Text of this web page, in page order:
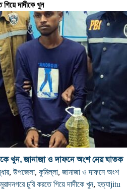
দাদীকে খুন
খুন, জানাজা ও দাফনে অংশ নেয় ঘাতক
, উপজেলা, কুমিল্লা, জানাজা ও দাফনে অংশ
মুরাদনগরে চুরি করতে গিয়ে দাদীকে খুন, হত্যাjitu